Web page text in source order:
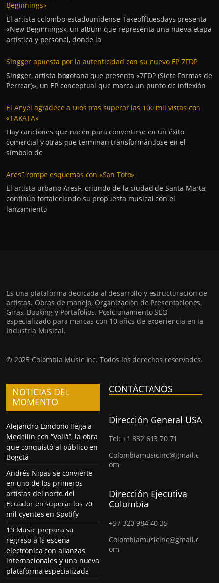
Beginnings»
El artista colombo-estadounidense Takeofftuesdays presenta
«New Beginnings», un álbum que representa una nueva etapa
artística y personal, donde la
Singger apuesta por la autenticidad con su nuevo EP 7FDP
Singger, artista bogotana que presenta «7FDP (Siete Formas de
Perrear)», un EP conceptual que marca un punto de inflexión
El Anyel agradece a Dios tras superar las 100 mil vistas con
«TAKATA»
Hay canciones que nacen para convertirse en un éxito
comercial y otras que terminan transformándose en el
símbolo de
AresF rompe esquemas con «San Toto»
El artista urbano AresF, oriundo de la ciudad de Santa Marta,
continúa fortaleciendo su propuesta musical con el
lanzamiento
Es una plataforma dedicada al desarrollo y estructuración de
artistas. Obras de manejo, Organización de Presentaciones,
Giras, Booking y Portafolios. Posicionamiento SEO
especializado para marcas con 10 años de experiencia en la
Industria Musical.
© 2025 Colombia Music Inc. Todos los derechos reservados.
NOTICIAS DEL
MOMENTO
Alejandro Londoño llega a
Medellín con “Voilà”, la obra
que conquistó al público en
Bogotá
Andrés Nipas se convierte
en uno de los primeros
artistas del norte del
Ecuador en superar los 70
mil oyentes en Spotify
13 Music prepara su
regreso a la escena
electrónica con alianzas
internacionales y una nueva
plataforma especializada
CONTÁCTANOS
Dirección General USA
Tel: +1 832 613 70 71
Colombiamusicinc@gmail.c
om
Dirección Ejecutiva
Colombia
+57 320 984 40 35
Colombiamusicinc@gmail.c
om